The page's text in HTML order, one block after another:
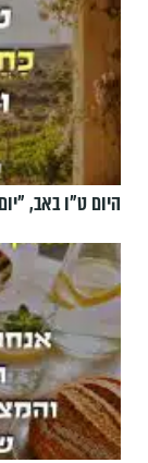
היום ט"ו באב,